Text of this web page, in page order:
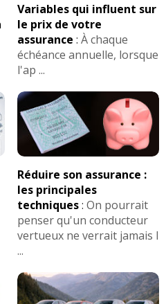
Variables qui influent sur
le prix de votre
assurance : À chaque
échéance annuelle, lorsque
l'ap ...
Réduire son assurance :
les principales
techniques: On pourrait
penser qu'un conducteur
vertueux ne verrait jamais l
...